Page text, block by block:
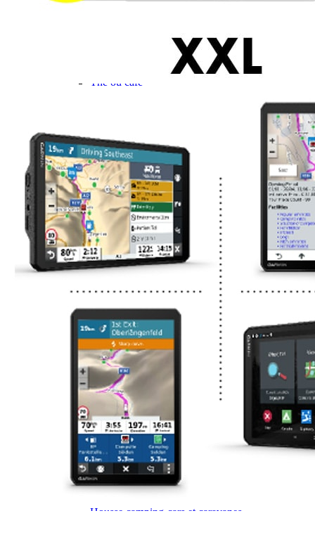
Poêles et casseroles
Thé ou café
Poubelles
Accessoires rangement cuisine
LIBRAIRIE ET JEUX
Guides
Cartes
Jeux jouets
Animaux en camping-car
J'aime Camping-car Plus
VW collection
EQUIPEMENT EXTERIEUR
EXTERIEUR CABINE & CELLULE
Vérins de stabilisation
Rétroviseurs et lentilles
Bavettes de protections
Embout d'échappement
Renforts de suspension
Jantes,Pneus,Roues et accessoires
Pièces détachées équipement
Chaînes neige
ISOLATION & HIVERNAGE
Gamme CLAIRVAL
Gamme de volets ISOPLAIR
Gamme de volets THERMOCOVER
Gamme de volets VISIOPLAIR
Rideaux volets isolants intérieurs
Isolation thermique phonique
Gamme de volets BRUNNER
Housse camping-cars et caravanes